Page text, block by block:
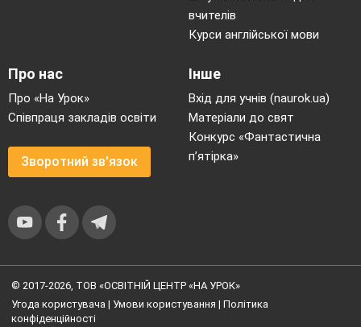
вчителів
Курси англійської мови
Про нас
Про «На Урок»
Співпраця закладів освіти
Зворотний зв'язок
Інше
Вхід для учнів (naurok.ua)
Матеріали до свят
Конкурс «Фантастична
п’ятірка»
© 2017-2026, ТОВ «ОСВІТНІЙ ЦЕНТР «НА УРОК»
Угода користувача | Умови користування | Політика
конфіденційності